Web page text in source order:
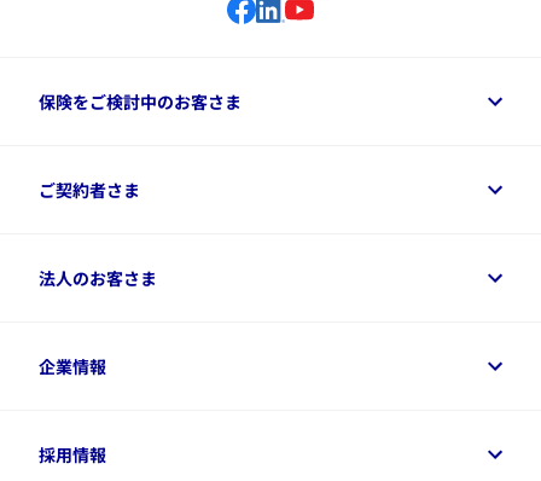
保険をご検討中のお客さま
保険をご検討中のお客さまトップ
資料請求
変額保険各種情報
ご契約者さま
ご契約者さまトップ
デジタル約款
令和8年（2026年）分の生命保険料控除証明書について
法人のお客さま
法人のお客さまトップ
経営者サポートサービス
企業情報
企業情報トップ
採用情報